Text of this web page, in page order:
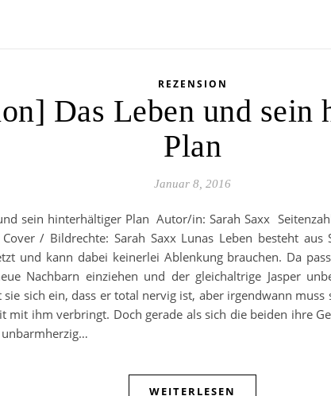
REZENSION
Das Leben und sein
Plan
Januar 8, 2016
sein hinterhältiger Plan Autor/in: Sarah Saxx
/ Bildrechte: Sarah Saxx Lunas Leben besteht aus
und kann dabei keinerlei Ablenkung brauchen. Da
Nachbarn einziehen und der gleichaltrige Jasper
sich ein, dass er total nervig ist, aber irgendwann muss
mit ihm verbringt. Doch gerade als sich die beiden ihre
unbarmherzig…
WEITERLESEN